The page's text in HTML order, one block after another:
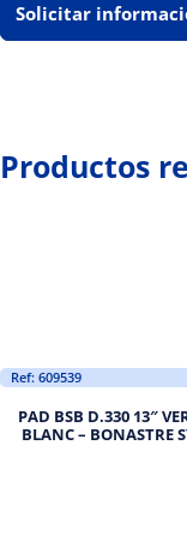
Solicitar
Productos
Ref: 609539
PAD BSB D.330 13″
BLANC – BONASTRE